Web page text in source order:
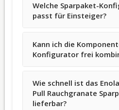
Welche Sparpaket-
passt für Einsteiger?
Kann ich die
Konfigurator frei
Wie schnell ist das
Pull Rauchgranate
lieferbar?